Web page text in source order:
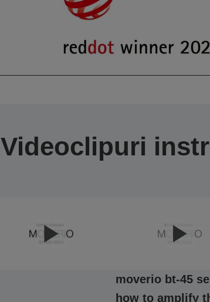
Videoclipuri
moverio bt-45
how to amplify